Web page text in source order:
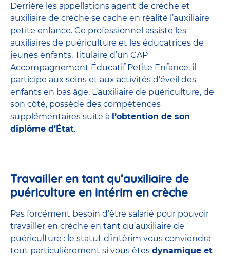
Derrière les appellations agent de crèche et
auxiliaire de crèche se cache en réalité l’auxiliaire
petite enfance. Ce professionnel assiste les
auxiliaires de puériculture et les éducatrices de
jeunes enfants. Titulaire d’un CAP
Accompagnement Éducatif Petite Enfance, il
participe aux soins et aux activités d’éveil des
enfants en bas âge. L’auxiliaire de puériculture, de
son côté, possède des compétences
supplémentaires suite à l’obtention de son
diplôme d’État.
Travailler en tant qu’auxiliaire de
puériculture en intérim en crèche
Pas forcément besoin d’être salarié pour pouvoir
travailler en crèche en tant qu’auxiliaire de
puériculture : le statut d’intérim vous conviendra
tout particulièrement si vous êtes dynamique et